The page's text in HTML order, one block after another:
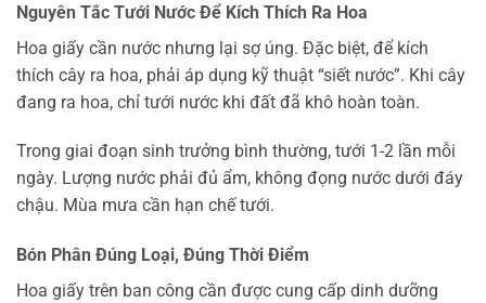
Nguyên Tắc Tưới Nước Để Kích Thích Ra Hoa
Hoa giấy cần nước nhưng lại sợ úng. Đặc biệt, để kích
thích cây ra hoa, phải áp dụng kỹ thuật “siết nước”. Khi cây
đang ra hoa, chỉ tưới nước khi đất đã khô hoàn toàn.
Trong giai đoạn sinh trưởng bình thường, tưới 1-2 lần mỗi
ngày. Lượng nước phải đủ ẩm, không đọng nước dưới đáy
chậu. Mùa mưa cần hạn chế tưới.
Bón Phân Đúng Loại, Đúng Thời Điểm
Hoa giấy trên ban công cần được cung cấp dinh dưỡng